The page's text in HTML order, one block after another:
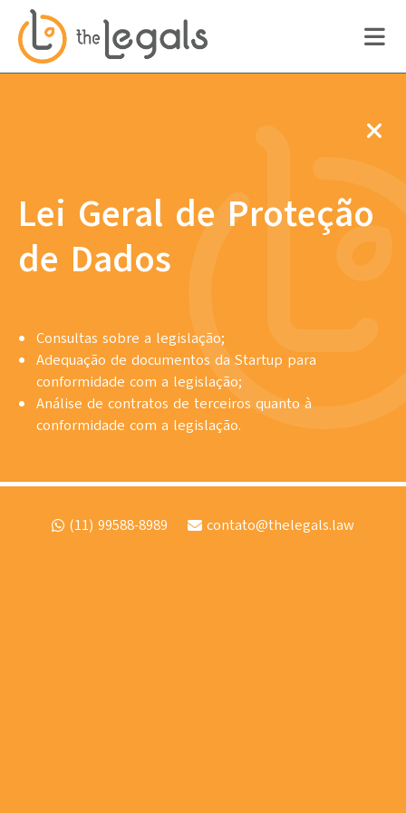
Lei Geral de Proteção
de Dados
Consultas sobre a legislação;
Adequação de documentos da Startup para
conformidade com a legislação;
Análise de contratos de terceiros quanto à
conformidade com a legislação.
(11) 99588-8989 contato@thelegals.law